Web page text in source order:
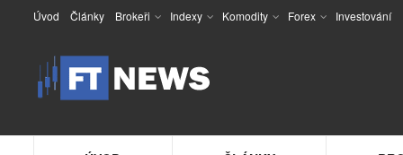
Úvod Články Brokeři Indexy Komodity Forex Investování